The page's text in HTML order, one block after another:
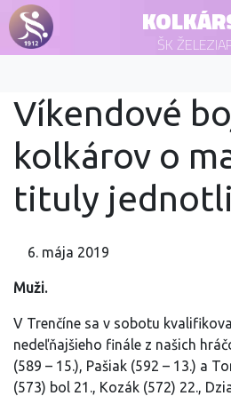
ŠK
Víkendové
kolkárov o
tituly
6. mája 2019
Muži.
V Trenčíne sa v sobotu
nedeľňajšieho finále z našich
(589 – 15.), Pašiak (592 – 13.) a
(573) bol 21., Kozák (572) 22.,